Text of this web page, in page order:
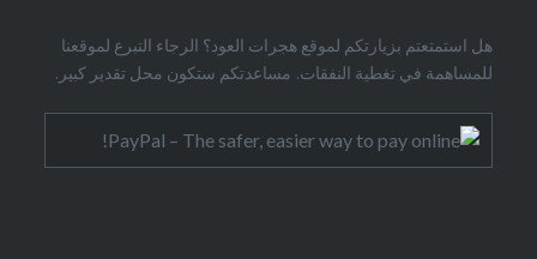
هل استمتعتم بزيارتكم لموقع هجرات العود؟ الرجاء التبرع لموقعنا
للمساهمة في تغطية النفقات. مساعدتكم ستكون محل تقدير كبير.